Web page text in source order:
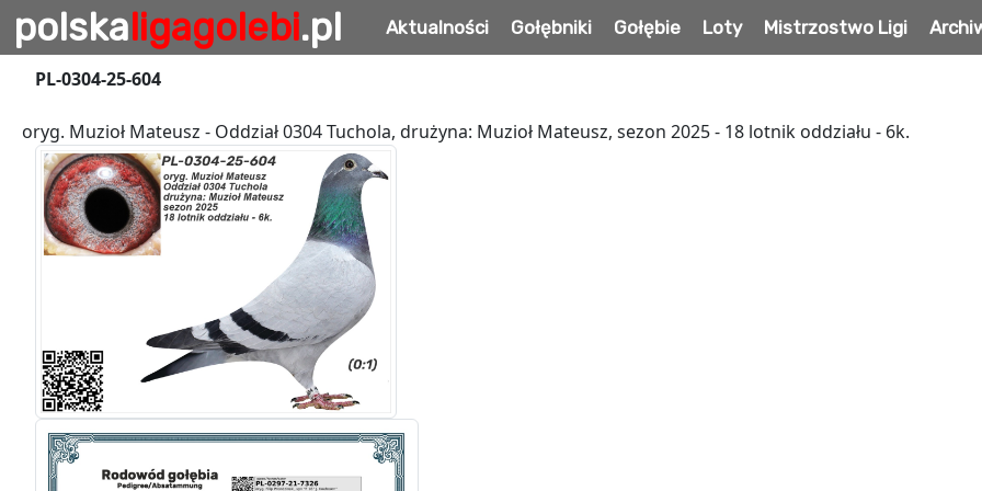
polskaligagolebi.pl Aktualności Gołębniki Gołębie Loty Mistrzostwo Ligi
PL-0304-25-604
oryg. Muzioł Mateusz - Oddział 0304 Tuchola, drużyna: Muzioł Mateusz, sezon 2025 - 18 lotnik oddziału - 6k.